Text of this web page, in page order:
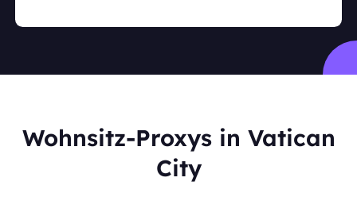
Wohnsitz-Proxys in Vatican
City